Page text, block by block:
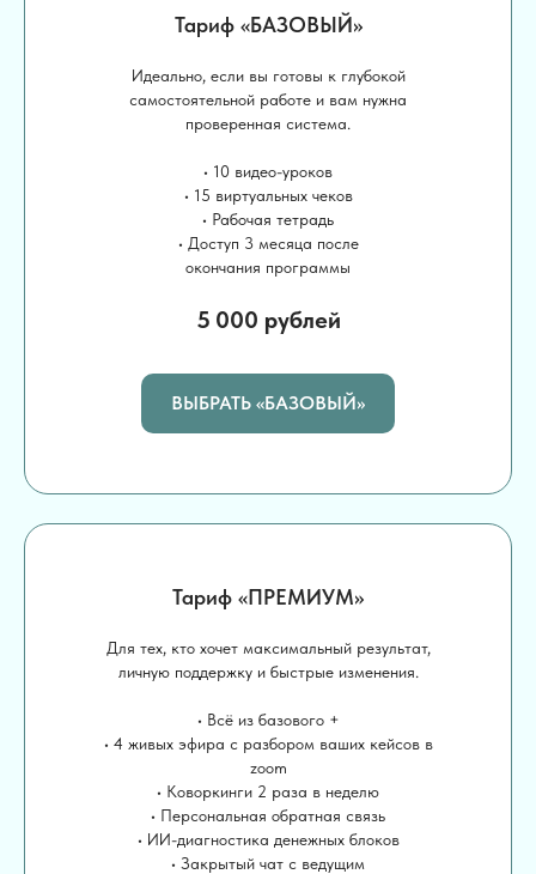
Тариф «БАЗОВЫЙ»
Идеально, если вы готовы к глубокой
самостоятельной работе и вам нужна
проверенная система.
• 10 видео-уроков
• 15 виртуальных чеков
• Рабочая тетрадь
• Доступ 3 месяца после
окончания программы
5 000 рублей
ВЫБРАТЬ «БАЗОВЫЙ»
Тариф «ПРЕМИУМ»
Для тех, кто хочет максимальный результат,
личную поддержку и быстрые изменения.
• Всё из базового +
• 4 живых эфира с разбором ваших кейсов в
zoom
• Коворкинги 2 раза в неделю
• Персональная обратная связь
• ИИ-диагностика денежных блоков
• Закрытый чат с ведущим